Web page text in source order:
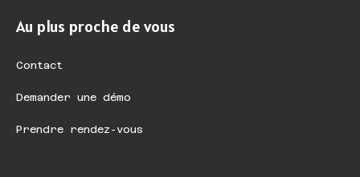
Au plus proche de vous
Contact
Demander une démo
Prendre rendez-vous